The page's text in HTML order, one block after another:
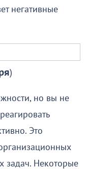
негативные
)
но вы не
Это
задач. Некоторые